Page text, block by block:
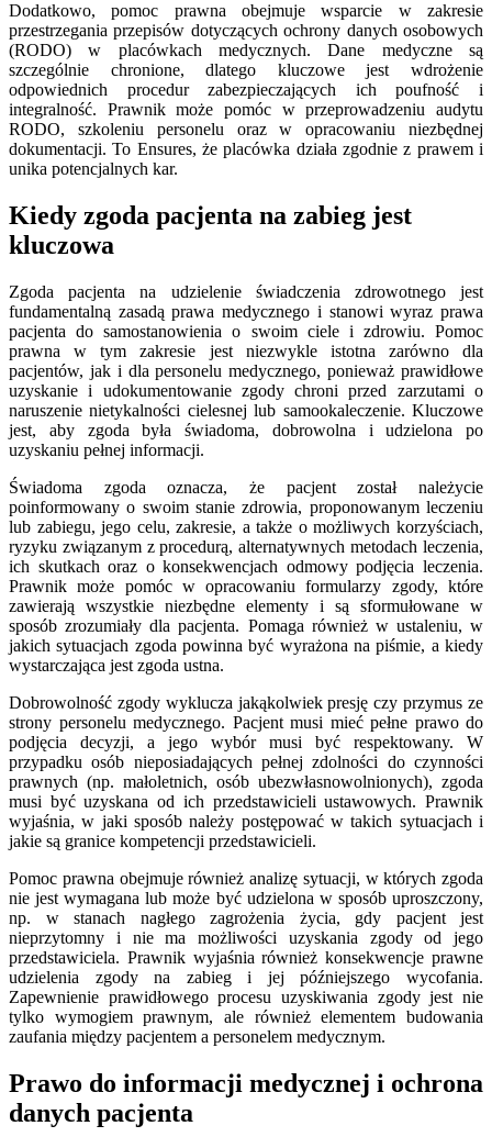
Dodatkowo, pomoc prawna obejmuje wsparcie w zakresie
przestrzegania przepisów dotyczących ochrony danych osobowych
(RODO) w placówkach medycznych. Dane medyczne są
szczególnie chronione, dlatego kluczowe jest wdrożenie
odpowiednich procedur zabezpieczających ich poufność i
integralność. Prawnik może pomóc w przeprowadzeniu audytu
RODO, szkoleniu personelu oraz w opracowaniu niezbędnej
dokumentacji. To Ensures, że placówka działa zgodnie z prawem i
unika potencjalnych kar.
Kiedy zgoda pacjenta na zabieg jest
kluczowa
Zgoda pacjenta na udzielenie świadczenia zdrowotnego jest
fundamentalną zasadą prawa medycznego i stanowi wyraz prawa
pacjenta do samostanowienia o swoim ciele i zdrowiu. Pomoc
prawna w tym zakresie jest niezwykle istotna zarówno dla
pacjentów, jak i dla personelu medycznego, ponieważ prawidłowe
uzyskanie i udokumentowanie zgody chroni przed zarzutami o
naruszenie nietykalności cielesnej lub samookaleczenie. Kluczowe
jest, aby zgoda była świadoma, dobrowolna i udzielona po
uzyskaniu pełnej informacji.
Świadoma zgoda oznacza, że pacjent został należycie
poinformowany o swoim stanie zdrowia, proponowanym leczeniu
lub zabiegu, jego celu, zakresie, a także o możliwych korzyściach,
ryzyku związanym z procedurą, alternatywnych metodach leczenia,
ich skutkach oraz o konsekwencjach odmowy podjęcia leczenia.
Prawnik może pomóc w opracowaniu formularzy zgody, które
zawierają wszystkie niezbędne elementy i są sformułowane w
sposób zrozumiały dla pacjenta. Pomaga również w ustaleniu, w
jakich sytuacjach zgoda powinna być wyrażona na piśmie, a kiedy
wystarczająca jest zgoda ustna.
Dobrowolność zgody wyklucza jakąkolwiek presję czy przymus ze
strony personelu medycznego. Pacjent musi mieć pełne prawo do
podjęcia decyzji, a jego wybór musi być respektowany. W
przypadku osób nieposiadających pełnej zdolności do czynności
prawnych (np. małoletnich, osób ubezwłasnowolnionych), zgoda
musi być uzyskana od ich przedstawicieli ustawowych. Prawnik
wyjaśnia, w jaki sposób należy postępować w takich sytuacjach i
jakie są granice kompetencji przedstawicieli.
Pomoc prawna obejmuje również analizę sytuacji, w których zgoda
nie jest wymagana lub może być udzielona w sposób uproszczony,
np. w stanach nagłego zagrożenia życia, gdy pacjent jest
nieprzytomny i nie ma możliwości uzyskania zgody od jego
przedstawiciela. Prawnik wyjaśnia również konsekwencje prawne
udzielenia zgody na zabieg i jej późniejszego wycofania.
Zapewnienie prawidłowego procesu uzyskiwania zgody jest nie
tylko wymogiem prawnym, ale również elementem budowania
zaufania między pacjentem a personelem medycznym.
Prawo do informacji medycznej i ochrona
danych pacjenta